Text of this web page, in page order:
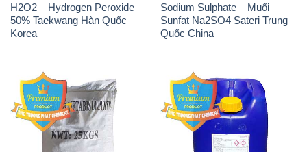
H2O2 – Hydrogen Peroxide
50% Taekwang Hàn Quốc
Korea
Sodium Sulphate – Muối
Sunfat Na2SO4 Sateri Trung
Quốc China